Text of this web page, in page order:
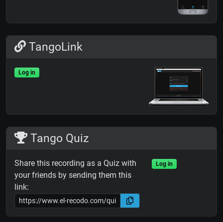
TangoLink
Log in
Tango Quiz
Share this recording as a Quiz with
your friends by sending them this
link:
Log in